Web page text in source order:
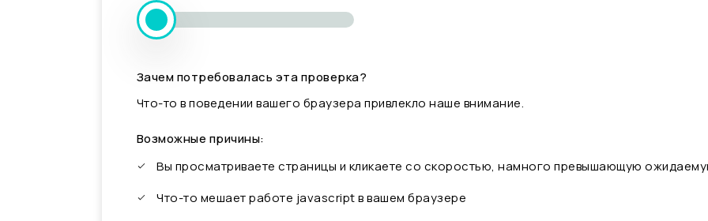
Зачем потребовалась эта проверка?
Что-то в поведении вашего браузера привлекло наше внимание.
Возможные причины:
Вы просматриваете страницы и кликаете со скоростью, намного превышающую
Что-то мешает работе javascript в вашем браузере